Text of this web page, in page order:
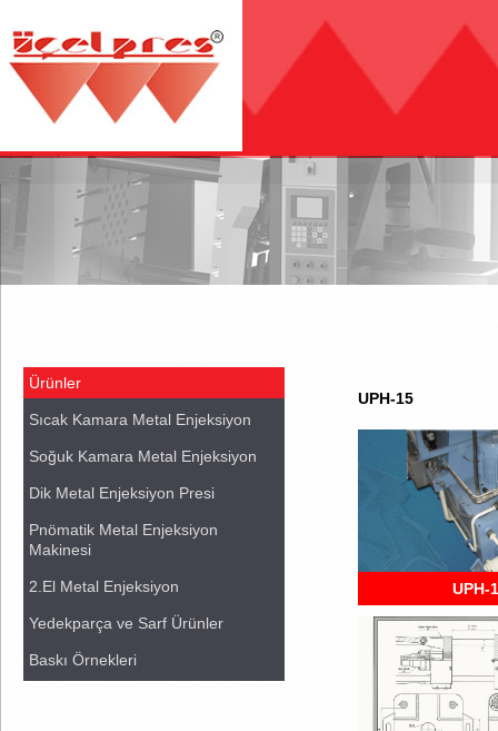
Ürünler
Sıcak Kamara Metal Enjeksiyon
Soğuk Kamara Metal Enjeksiyon
Dik Metal Enjeksiyon Presi
Pnömatik Metal Enjeksiyon
Makinesi
2.El Metal Enjeksiyon
Yedekparça ve Sarf Ürünler
Baskı Örnekleri
UPH-15
UPH-